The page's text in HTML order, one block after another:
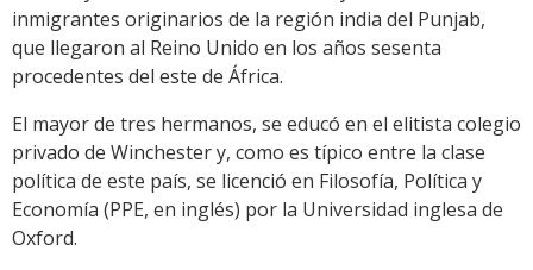
inmigrantes originarios de la región india del Punjab,
que llegaron al Reino Unido en los años sesenta
procedentes del este de África.
El mayor de tres hermanos, se educó en el elitista colegio
privado de Winchester y, como es típico entre la clase
política de este país, se licenció en Filosofía, Política y
Economía (PPE, en inglés) por la Universidad inglesa de
Oxford.